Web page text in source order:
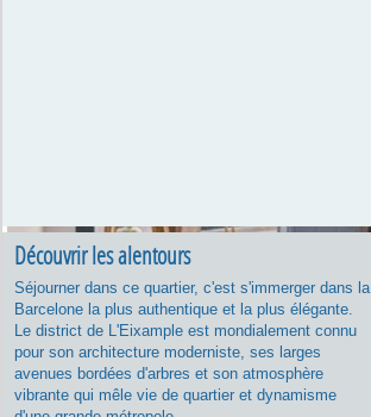
Découvrir les alentours
Séjourner dans ce quartier, c'est s'immerger dans la
Barcelone la plus authentique et la plus élégante.
Le district de L'Eixample est mondialement connu
pour son architecture moderniste, ses larges
avenues bordées d'arbres et son atmosphère
vibrante qui mêle vie de quartier et dynamisme